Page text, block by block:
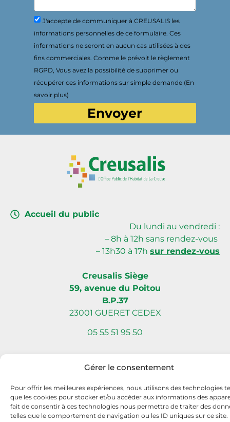
Gérer le consentement
Pour offrir les meilleures expériences, nous utilisons des technologies
que les cookies pour stocker et/ou accéder aux informations des
fait de consentir à ces technologies nous permettra de traiter des
telles que le comportement de navigation ou les ID uniques sur ce site.
J'accepte de communiquer à CREUSALIS les
informations personnelles de ce formulaire. Ces
informations ne seront en aucun cas utilisées à des
fins commerciales. Comme le prévoit le règlement
RGPD, Vous avez la possibilité de supprimer ou
récupérer ces informations sur simple demande (En
savoir plus)
Envoyer
Accueil du public
Du lundi au vendredi :
– 8h à 12h sans rendez-vous
– 13h30 à 17h sur rendez-vous
Creusalis Siège
59, avenue du Poitou
B.P.37
23001 GUERET CEDEX
05 55 51 95 50
à Nantes Sud (Vallet)